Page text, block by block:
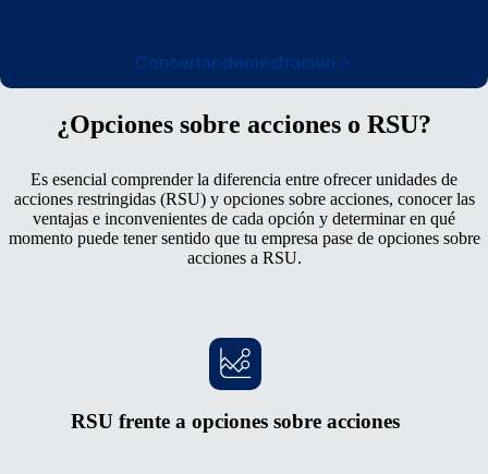
Concertar demostración
¿Opciones sobre acciones o RSU?
Es esencial comprender la diferencia entre ofrecer unidades de
acciones restringidas (RSU) y opciones sobre acciones, conocer las
ventajas e inconvenientes de cada opción y determinar en qué
momento puede tener sentido que tu empresa pase de opciones sobre
acciones a RSU.
RSU frente a opciones sobre acciones